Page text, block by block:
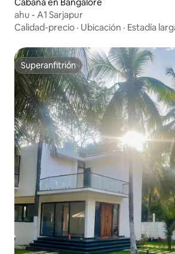
ahu - A1 Sarjapur
Calidad-precio · Ubicación · Estadía
Superanfitrión
Superanfitrión